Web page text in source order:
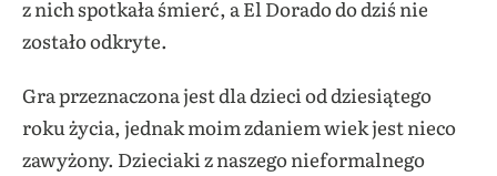
z nich spotkała śmierć, a El Dorado do dziś nie
zostało odkryte.
Gra przeznaczona jest dla dzieci od dziesiątego
roku życia, jednak moim zdaniem wiek jest nieco
zawyżony. Dzieciaki z naszego nieformalnego